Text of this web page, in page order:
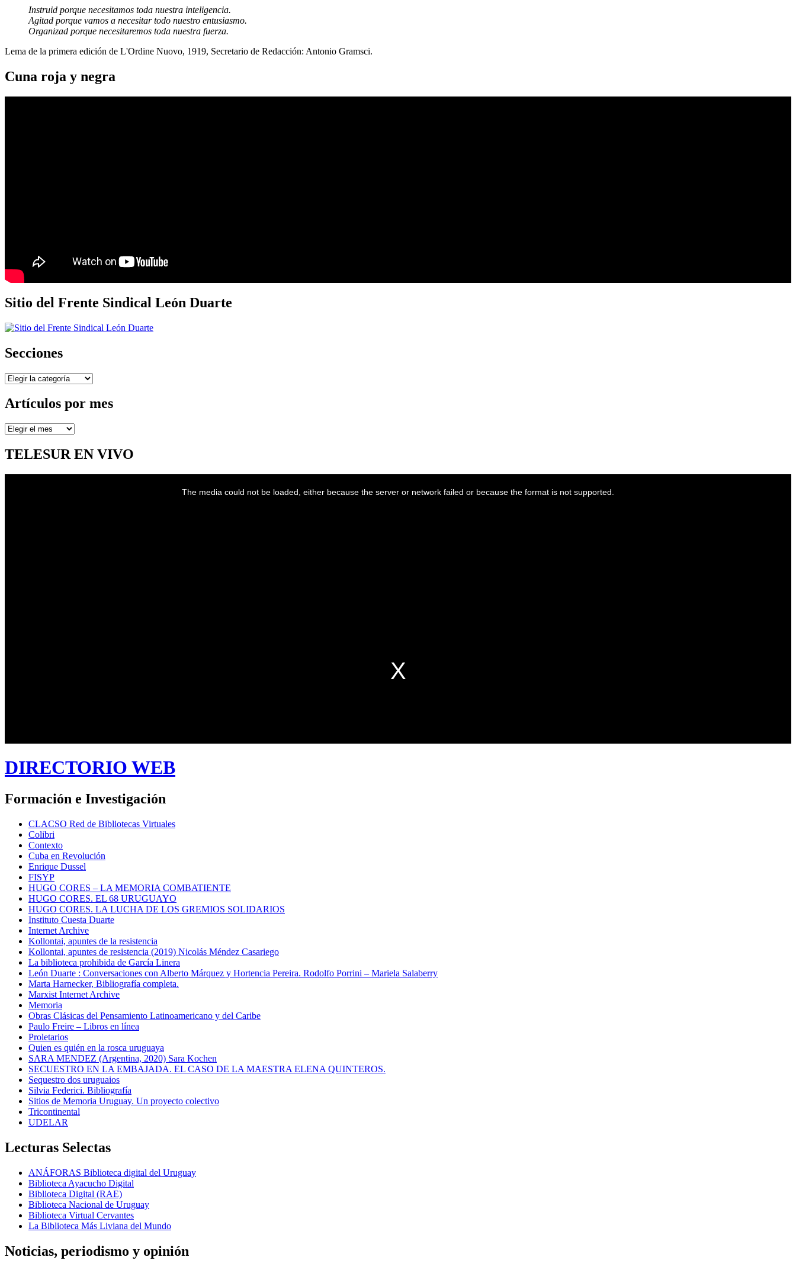
Instruid porque necesitamos toda nuestra inteligencia.
Agitad porque vamos a necesitar todo nuestro entusiasmo.
Organizad porque necesitaremos toda nuestra fuerza.
Lema de la primera edición de L'Ordine Nuovo, 1919, Secretario de Redacción: Antonio Gramsci.
Cuna roja y negra
Sitio del Frente Sindical León Duarte
Secciones
Secciones
Artículos por mes
Artículos
mes
TELESUR EN VIVO
DIRECTORIO WEB
Formación e Investigación
CLACSO Red de Bibliotecas Virtuales
Colibri
Contexto
Cuba en Revolución
Enrique Dussel
FISYP
HUGO CORES – LA MEMORIA COMBATIENTE
HUGO CORES. EL 68 URUGUAYO
HUGO CORES. LA LUCHA DE LOS GREMIOS SOLIDARIOS
Instituto Cuesta Duarte
Internet Archive
Kollontai, apuntes de la resistencia
Kollontai, apuntes de resistencia (2019) Nicolás Méndez Casariego
La biblioteca prohibida de García Linera
León Duarte : Conversaciones con Alberto Márquez y Hortencia Pereira. Rodolfo Porrini – Mariela Salaberry
Marta Harnecker, Bibliografía completa.
Marxist Internet Archive
Memoria
Obras Clásicas del Pensamiento Latinoamericano y del Caribe
Paulo Freire – Libros en línea
Proletarios
Quien es quién en la rosca uruguaya
SARA MENDEZ (Argentina, 2020) Sara Kochen
SECUESTRO EN LA EMBAJADA. EL CASO DE LA MAESTRA ELENA QUINTEROS.
Sequestro dos uruguaios
Silvia Federici. Bibliografía
Sitios de Memoria Uruguay. Un proyecto colectivo
Tricontinental
UDELAR
Lecturas Selectas
ANÁFORAS Biblioteca digital del Uruguay
Biblioteca Ayacucho Digital
Biblioteca Digital (RAE)
Biblioteca Nacional de Uruguay
Biblioteca Virtual Cervantes
La Biblioteca Más Liviana del Mundo
Noticias, periodismo y opinión